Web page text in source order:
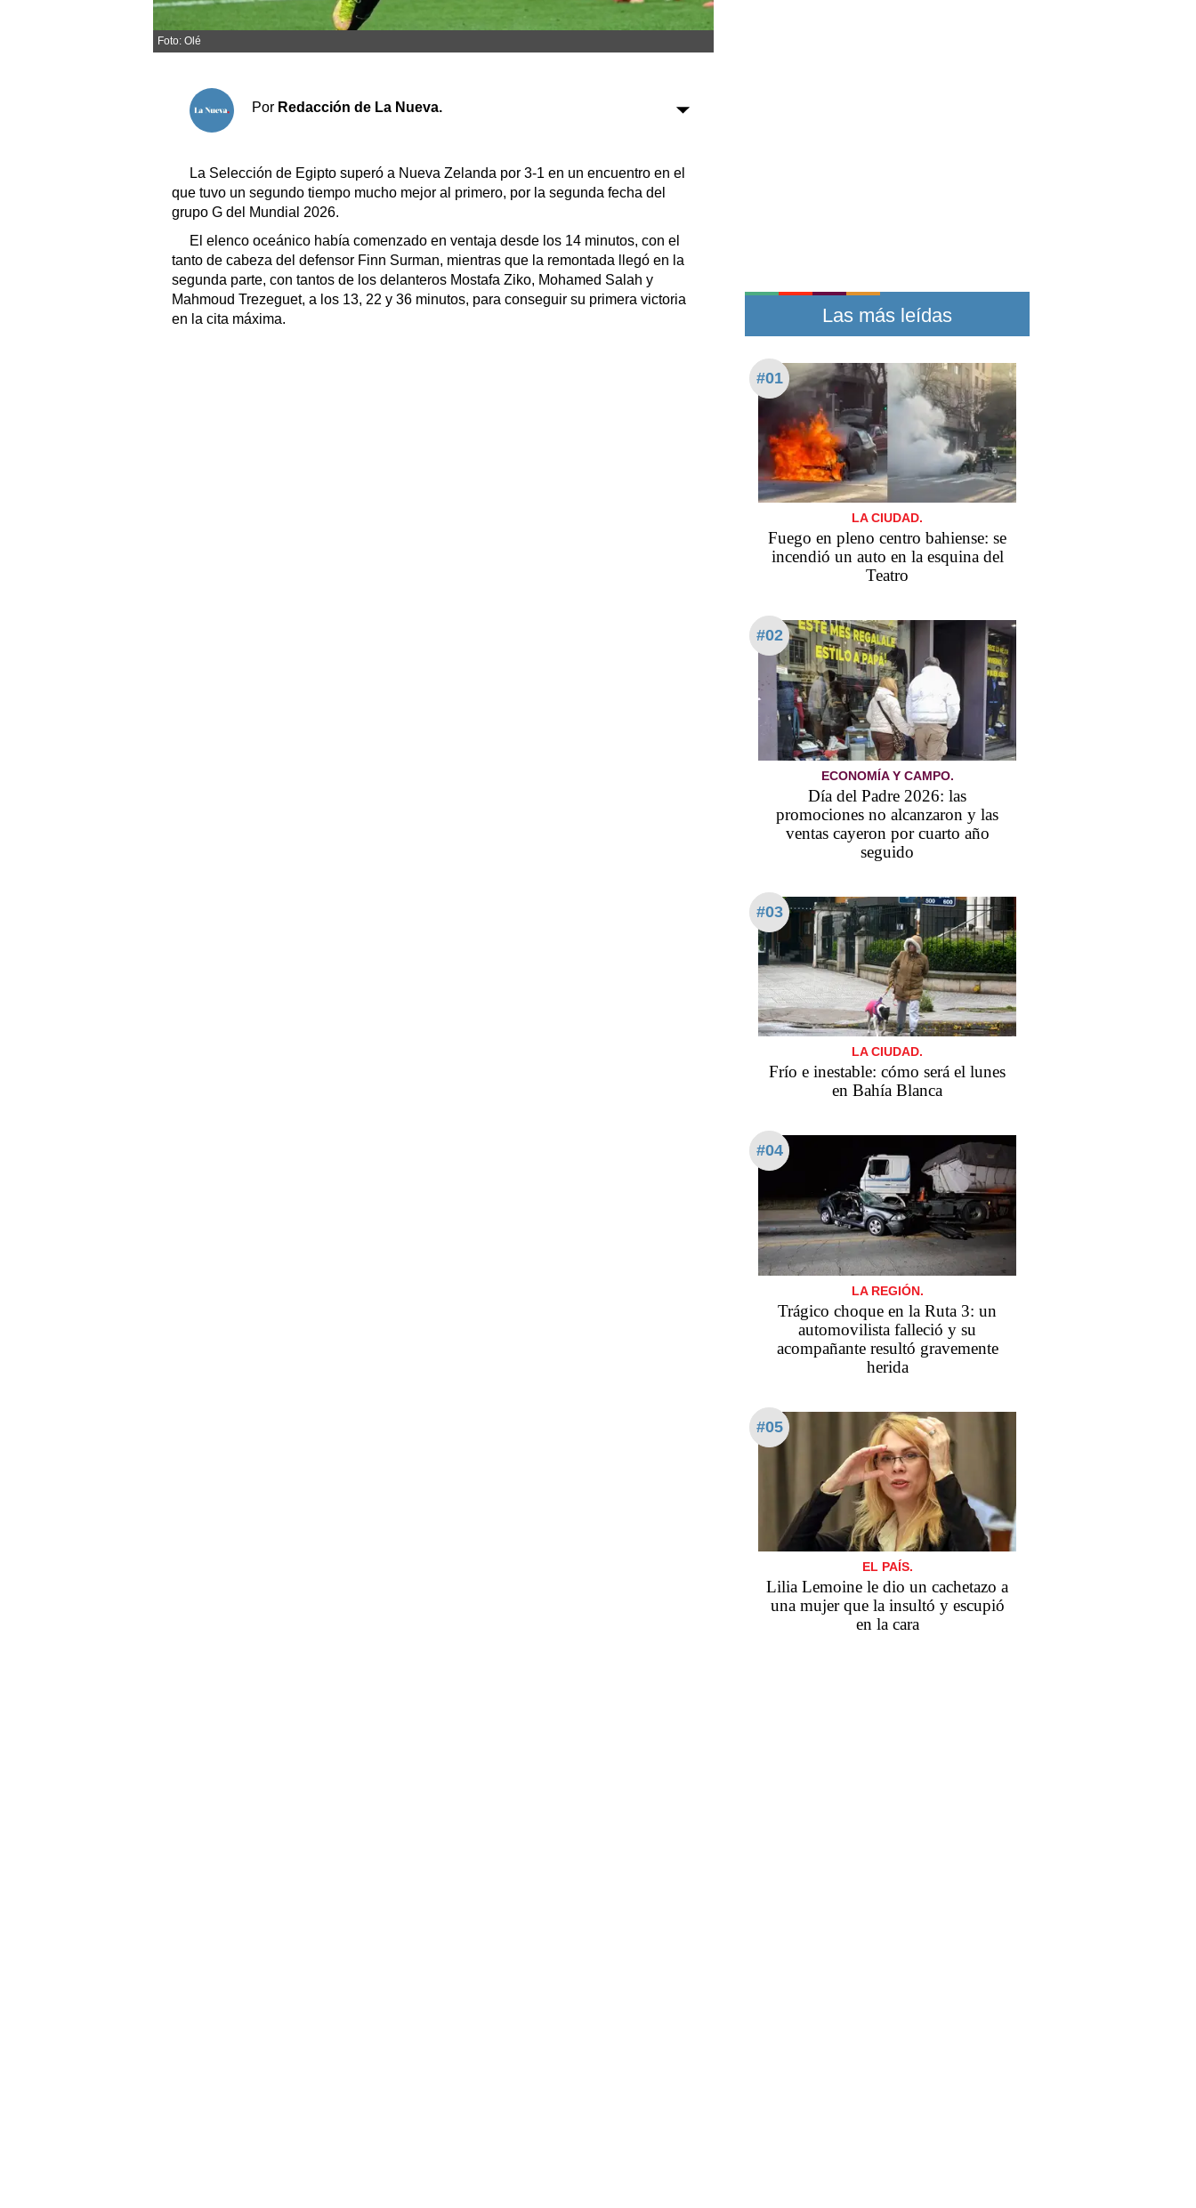
Horóscopo
Suplementos
Servicios
Transportes
Fúnebres
Edictos
Foto: Olé
Por Redacción de La Nueva.
La Selección de Egipto superó a Nueva Zelanda por 3-1 en un encuentro en el
que tuvo un segundo tiempo mucho mejor al primero, por la segunda fecha del
grupo G del Mundial 2026.
El elenco oceánico había comenzado en ventaja desde los 14 minutos, con el
tanto de cabeza del defensor Finn Surman, mientras que la remontada llegó en la
segunda parte, con tantos de los delanteros Mostafa Ziko, Mohamed Salah y
Mahmoud Trezeguet, a los 13, 22 y 36 minutos, para conseguir su primera victoria
en la cita máxima.
Las más leídas
#01
LA CIUDAD.
Fuego en pleno centro bahiense: se
incendió un auto en la esquina del
Teatro
#02
ECONOMÍA Y CAMPO.
Día del Padre 2026: las
promociones no alcanzaron y las
ventas cayeron por cuarto año
seguido
#03
LA CIUDAD.
Frío e inestable: cómo será el lunes
en Bahía Blanca
#04
LA REGIÓN.
Trágico choque en la Ruta 3: un
automovilista falleció y su
acompañante resultó gravemente
herida
#05
EL PAÍS.
Lilia Lemoine le dio un cachetazo a
una mujer que la insultó y escupió
en la cara